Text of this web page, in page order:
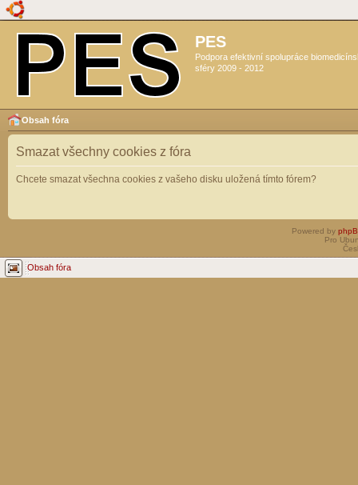
PES
Podpora efektivní spolupráce
sféry 2009 - 2012
Obsah fóra
Smazat všechny cookies z fóra
Chcete smazat všechna cookies z vašeho disku uložená tímto fórem?
Powered by
Pro
Obsah fóra